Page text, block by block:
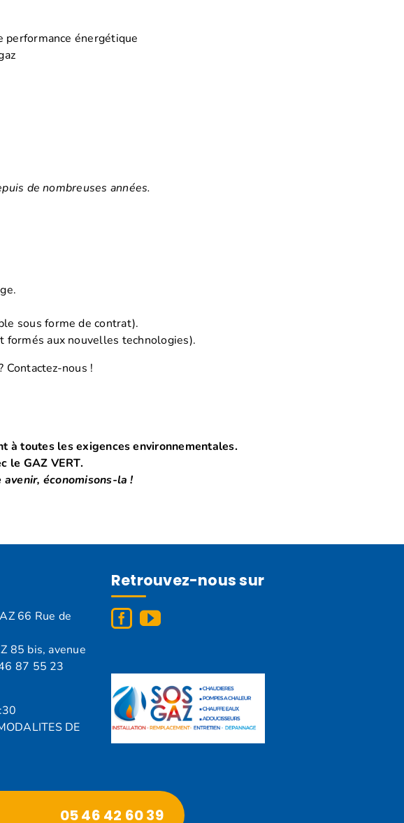
performance énergétique
de nombreuses années.
sous forme de contrat).
formés aux nouvelles technologies).
nous !
à toutes les exigences environnementales.
le GAZ VERT.
économisons-la !
66 Rue de
85 bis, avenue
87 55 23
DE
Retrouvez-nous sur
05 46 42 60 39